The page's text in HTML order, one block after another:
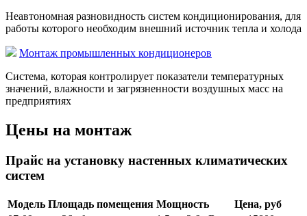
Неавтономная разновидность систем кондиционирования, для
работы которого необходим внешний источник тепла и холода
Монтаж промышленных кондиционеров
Система, которая контролирует показатели температурных
значений, влажности и загрязненности воздушных масс на
предприятиях
Цены на монтаж
Прайс на установку настенных климатических
систем
Модель Площадь помещения Мощность
Цена, руб